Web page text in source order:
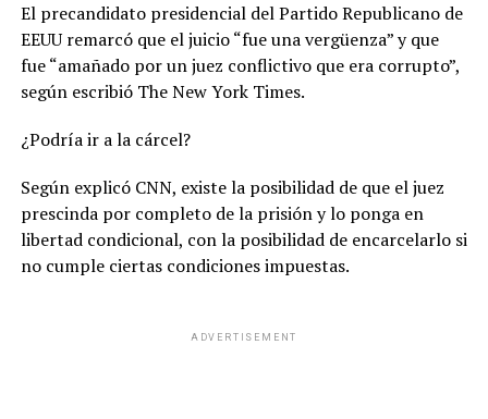
El precandidato presidencial del Partido Republicano de
EEUU remarcó que el juicio “fue una vergüenza” y que
fue “amañado por un juez conflictivo que era corrupto”,
según escribió The New York Times.
¿Podría ir a la cárcel?
Según explicó CNN, existe la posibilidad de que el juez
prescinda por completo de la prisión y lo ponga en
libertad condicional, con la posibilidad de encarcelarlo si
no cumple ciertas condiciones impuestas.
ADVERTISEMENT